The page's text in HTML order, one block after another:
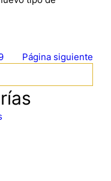
Página siguiente